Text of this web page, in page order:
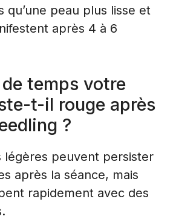
qu’une peau plus lisse et
après 4 à 6
temps votre
t-il rouge après
?
légères peuvent persister
après la séance, mais
rapidement avec des